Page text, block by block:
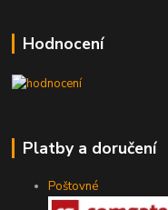
Hodnocení
Platby a doručení
Poštovné